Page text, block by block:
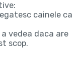
cainele ca
vedea daca are
scop.